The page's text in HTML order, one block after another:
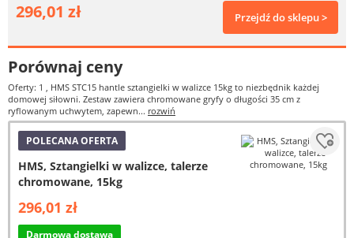
296,01 zł Przejdź do sklepu >
Porównaj ceny
Oferty: 1 , HMS STC15 hantle sztangielki w walizce 15kg to niezbędnik każdej
domowej siłowni. Zestaw zawiera chromowane gryfy o długości 35 cm z
ryflowanym uchwytem, zapewn... rozwiń
POLECANA OFERTA
HMS, Sztangielki w walizce, talerze
chromowane, 15kg
296,01 zł
Darmowa dostawa